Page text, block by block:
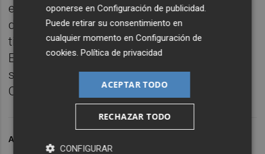
empezará a hacer el resto pero, a diferencia
de la ventana de noviembre, el Valencia no
tiene la próxima semana partido de la
Eurocopa por lo que su próxima cita será el
sábado 1 de marzo en la pista del
Casademont Zaragoza.
ARCHIVADO EN
oponerse enConfiguración de publicidad
Puede retirar su consentimiento en
cualquier momento enConfiguración de
cookies .Política de privacidad
ACEPTAR TODO
RECHAZAR TODO
CONFIGURAR